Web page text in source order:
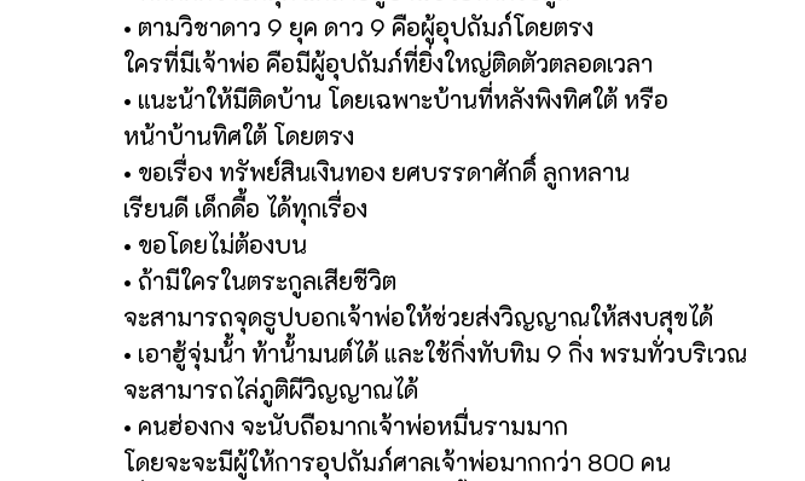
• ตามวิชาดาว 9 ยุค ดาว 9 คือผู้อุปถัมภ์โดยตรง
ใครที่มีเจ้าพ่อ คือมีผู้อุปถัมภ์ที่ยิ่งใหญ่ติดตัวตลอดเวลา
• แนะน้าให้มีติดบ้าน โดยเฉพาะบ้านที่หลังพิงทิศใต้ หรือ
หน้าบ้านทิศใต้ โดยตรง
• ขอเรื่อง ทรัพย์สินเงินทอง ยศบรรดาศักดิ์ ลูกหลาน
เรียนดี เด็กดื้อ ได้ทุกเรื่อง
• ขอโดยไม่ต้องบน
• ถ้ามีใครในตระกูลเสียชีวิต
จะสามารถจุดธูปบอกเจ้าพ่อให้ช่วยส่งวิญญาณให้สงบสุขได้
• เอาฮู้จุ่มน้้า ท้าน้้ามนต์ได้ และใช้กิ่งทับทิม 9 กิ่ง พรมทั่วบริเวณ
จะสามารถไล่ภูติผีวิญญาณได้
• คนฮ่องกง จะนับถือมากเจ้าพ่อหมื่นรามมาก
โดยจะจะมีผู้ให้การอุปถัมภ์ศาลเจ้าพ่อมากกว่า 800 คน